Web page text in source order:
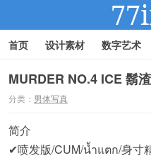
首页 设计素材 数字艺术
MURDER NO.4 ICE 鬍
分类： 男体写真
简介
✔喷发版/CUM/น้ำแตก/身寸